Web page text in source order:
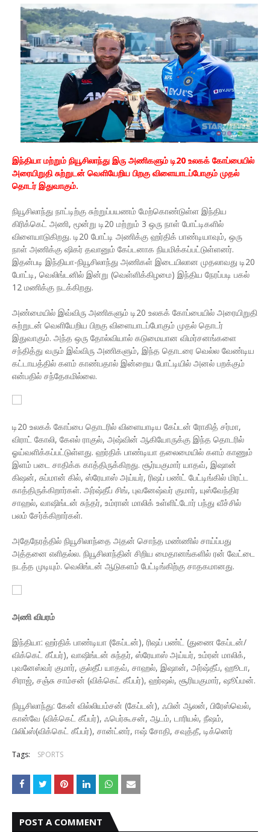
இந்தியா மற்றும் நியூசிலாந்து இரு அணிகளும் டி20 உலகக் கோப்பையில்
அரையிறுதி சுற்றுடன் வெளியேறிய பிறகு விளையாடப்போகும் முதல்
தொடர் இதுவாகும்.
நியூசிலாந்து நாட்டிற்கு சுற்றுப்பயணம் மேற்கொண்டுள்ள இந்திய
கிரிக்கெட் அணி, மூன்று டி20 மற்றும் 3 ஒரு நாள் போட்டிகளில்
விளையாடுகிறது. டி20 போட்டி அணிக்கு ஹர்திக் பாண்டியாவும், ஒரு
நாள் அணிக்கு ஷிகர் தவானும் கேப்டனாக நியமிக்கப்பட்டுள்ளனர்.
இதன்படி இந்தியா-நியூசிலாந்து அணிகள் இடையிலான முதலாவது டி20
போட்டி, வெலிங்டனில் இன்று (வெள்ளிக்கிழமை) இந்திய நேரப்படி பகல்
12 மணிக்கு நடக்கிறது.
அண்மையில் இவ்விரு அணிகளும் டி20 உலகக் கோப்பையில் அரையிறுதி
சுற்றுடன் வெளியேறிய பிறகு விளையாடப்போகும் முதல் தொடர்
இதுவாகும். அந்த ஒரு தோல்வியால் கடுமையான விமர்சனங்களை
சந்தித்து வரும் இவ்விரு அணிகளும், இந்த தொடரை வெல்ல வேண்டிய
கட்டாயத்தில் களம் காண்பதால் இன்றைய போட்டியில் அனல் பறக்கும்
என்பதில் சந்தேகமில்லை.
டி20 உலகக் கோப்பை தொடரில் விளையாடிய கேப்டன் ரோகித் சர்மா,
விராட் கோலி, கேஎல் ராகுல், அஷ்வின் ஆகியோருக்கு இந்த தொடரில்
ஓய்வளிக்கப்பட்டுள்ளது. ஹர்திக் பாண்டியா தலைமையில் களம் காணும்
இளம் படை சாதிக்க காத்திருக்கிறது. சூர்யகுமார் யாதவ், இஷான்
கிஷன், சுப்மான் கில், ஸ்ரேயாஸ் அய்யர், ரிஷப் பண்ட் பேட்டிங்கில் மிரட்ட
காத்திருக்கிறார்கள். அர்ஷ்தீப் சிங், புவனேஷ்வர் குமார், யுஸ்வேந்திர
சாஹல், வாஷிங்டன் சுந்தர், உம்ரான் மாலிக் உள்ளிட்டோர் பந்து வீச்சில்
பலம் சேர்க்கிறார்கள்.
அதேநேரத்தில் நியூசிலாந்தை அதன் சொந்த மண்ணில் சாய்ப்பது
அத்தனை எளிதல்ல. நியூசிலாந்தின் சிறிய மைதானங்களில் ரன் வேட்டை
நடத்த முடியும். வெலிங்டன் ஆடுகளம் பேட்டிங்கிற்கு சாதகமானது.
அணி விபரம்
இந்தியா: ஹர்திக் பாண்டியா (கேப்டன்), ரிஷப் பண்ட் (துணை கேப்டன்/
விக்கெட் கீப்பர்), வாஷிங்டன் சுந்தர், ஸ்ரேயாஸ் அய்யர், உம்ரன் மாலிக்,
புவனேஸ்வர் குமார், குல்தீப் யாதவ், சாஹல், இஷான், அர்ஷ்தீப், ஹூடா,
சிராஜ், சஞ்சு சாம்சன் (விக்கெட் கீப்பர்), ஹர்ஷல், சூரியகுமார், ஷூப்மன்.
நியூசிலாந்து: கேன் வில்லியம்சன் (கேப்டன்), ஃபின் ஆலன், பிரேஸ்வெல்,
கான்வே (விக்கெட் கீப்பர்), ஃபெர்கூசன், ஆடம், டாரியல், நீஷம்,
பிலிப்ஸ்(விக்கெட் கீப்பர்), சான்ட்னர், ஈஷ் சோதி, சவுத்தீ, டிக்னெர்
Tags: SPORTS
POST A COMMENT